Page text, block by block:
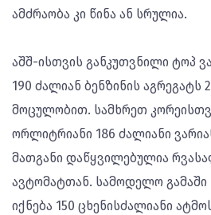
ამძრაობა კი წინა ან სრულია.
აშშ-ისთვის განკუთვნილი ტოპ
190 ძალიან ბენზინის აგრეგატს
მოცულობით. სამხრეთ
ორლიტრიანი 186 ძალიანი
მათგანი დაწყვილებულია
ავტომატთან. სამოდელო
იქნება 150 ცხენისძალიანი